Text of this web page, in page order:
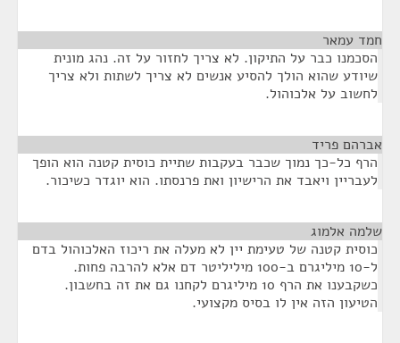
חמד עמאר
הסכמנו כבר על התיקון. לא צריך לחזור על זה. נהג מונית
שיודע שהוא הולך להסיע אנשים לא צריך לשתות ולא צריך
לחשוב על אלכוהול.
אברהם פריד
הרף כל-כך נמוך שכבר בעקבות שתיית כוסית קטנה הוא הופך
לעבריין ויאבד את הרישיון ואת פרנסתו. הוא יוגדר כשיכור.
שלמה אלמוג
כוסית קטנה של טעימת יין לא מעלה את ריכוז האלכוהול בדם
ל-10 מיליגרם ב-100 מיליליטר דם אלא להרבה פחות.
כשקבענו את הרף 10 מיליגרם לקחנו גם את זה בחשבון.
הטיעון הזה אין לו בסיס מקצועי.